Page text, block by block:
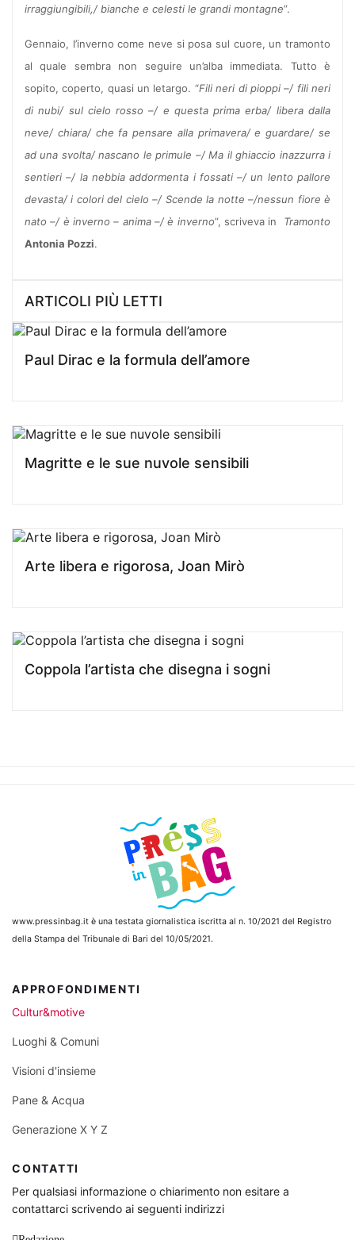
irraggiungibili,/ bianche e celesti le grandi montagne”.
Gennaio, l’inverno come neve si posa sul cuore, un tramonto
al quale sembra non seguire un’alba immediata. Tutto è
sopito, coperto, quasi un letargo. “Fili neri di pioppi –/ fili neri
di nubi/ sul cielo rosso –/ e questa prima erba/ libera dalla
neve/ chiara/ che fa pensare alla primavera/ e guardare/ se
ad una svolta/ nascano le primule –/ Ma il ghiaccio inazzurra i
sentieri –/ la nebbia addormenta i fossati –/ un lento pallore
devasta/ i colori del cielo –/ Scende la notte –/nessun fiore è
nato –/ è inverno – anima –/ è inverno”, scriveva in Tramonto
Antonia Pozzi.
ARTICOLI PIÙ LETTI
Paul Dirac e la formula dell’amore
Magritte e le sue nuvole sensibili
Arte libera e rigorosa, Joan Mirò
Coppola l’artista che disegna i sogni
www.pressinbag.it è una testata giornalistica iscritta al n. 10/2021 del Registro
della Stampa del Tribunale di Bari del 10/05/2021.
APPROFONDIMENTI
Cultur&motive
Luoghi & Comuni
Visioni d'insieme
Pane & Acqua
Generazione X Y Z
CONTATTI
Per qualsiasi informazione o chiarimento non esitare a
contattarci scrivendo ai seguenti indirizzi